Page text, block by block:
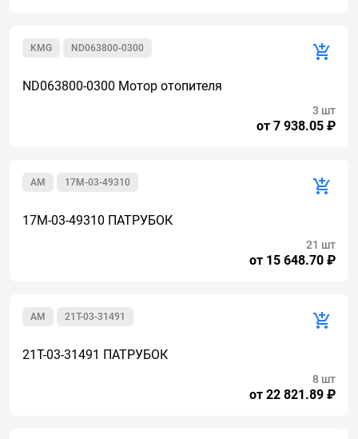
ND063800-0300
KMG
ND063800-0300 Мотор отопителя
от 7 938.05 ₽
3 шт
17M-03-49310
AM
17M-03-49310 ПАТРУБОК
от 15 648.70 ₽
21 шт
21T-03-31491
AM
21T-03-31491 ПАТРУБОК
от 22 821.89 ₽
8 шт